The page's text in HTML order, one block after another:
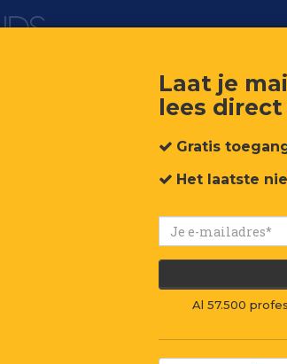
brands
Events
Laat je
lees
Gratis
Het laatste
Al 57.500